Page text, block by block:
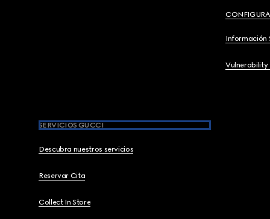
Información
Vulnerability
SERVICIOS GUCCI
Descubra nuestros servicios
Reservar Cita
Collect In Store